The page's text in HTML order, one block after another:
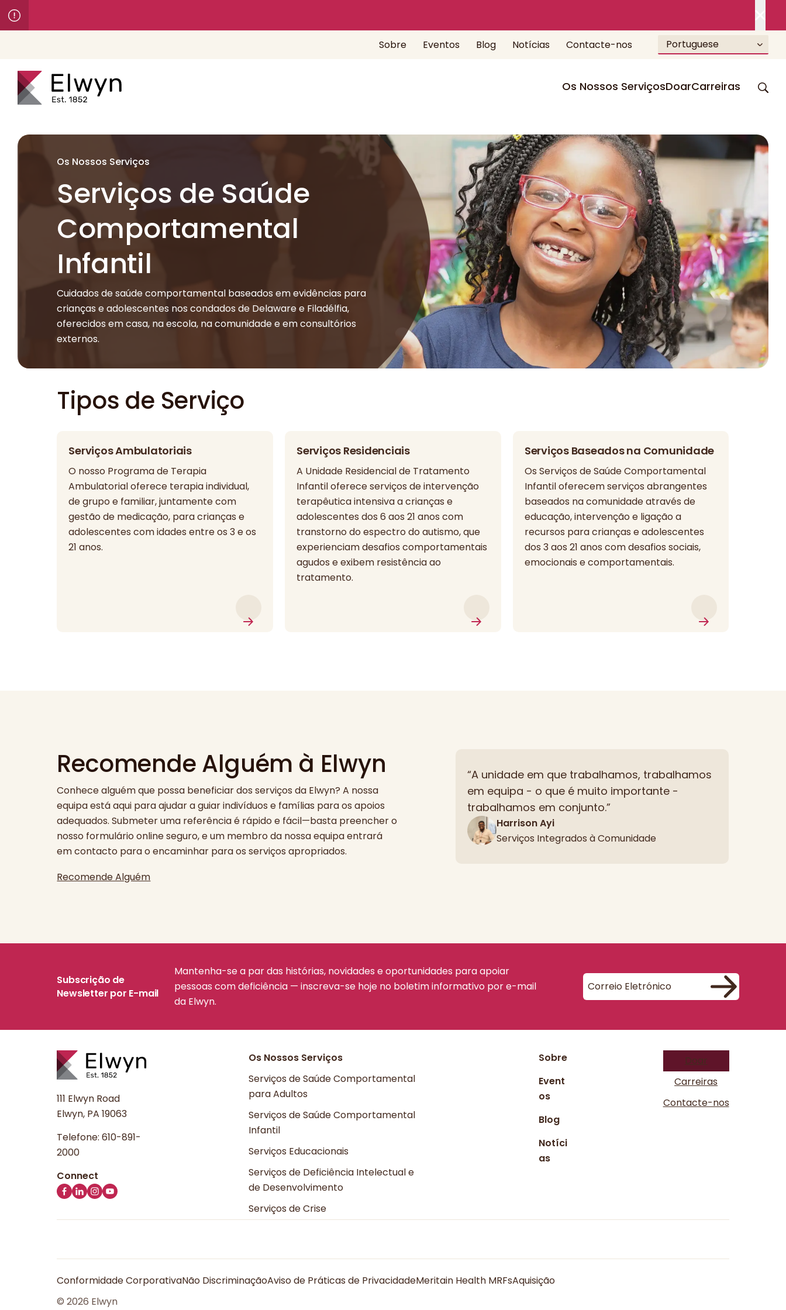
Sobre Eventos Blog Notícias Contacte-nos Portuguese
Os Nossos ServiçosDoarCarreiras
Os Nossos Serviços
Serviços de Saúde
Comportamental
Infantil
Cuidados de saúde comportamental baseados em evidências para
crianças e adolescentes nos condados de Delaware e Filadélfia,
oferecidos em casa, na escola, na comunidade e em consultórios
externos.
Tipos de Serviço
Serviços Ambulatoriais
O nosso Programa de Terapia
Ambulatorial oferece terapia individual,
de grupo e familiar, juntamente com
gestão de medicação, para crianças e
adolescentes com idades entre os 3 e os
21 anos.
Serviços Residenciais
A Unidade Residencial de Tratamento
Infantil oferece serviços de intervenção
terapêutica intensiva a crianças e
adolescentes dos 6 aos 21 anos com
transtorno do espectro do autismo, que
experienciam desafios comportamentais
agudos e exibem resistência ao
tratamento.
Serviços Baseados na Comunidade
Os Serviços de Saúde Comportamental
Infantil oferecem serviços abrangentes
baseados na comunidade através de
educação, intervenção e ligação a
recursos para crianças e adolescentes
dos 3 aos 21 anos com desafios sociais,
emocionais e comportamentais.
Recomende Alguém à Elwyn
Conhece alguém que possa beneficiar dos serviços da Elwyn? A nossa
equipa está aqui para ajudar a guiar indivíduos e famílias para os apoios
adequados. Submeter uma referência é rápido e fácil—basta preencher o
nosso formulário online seguro, e um membro da nossa equipa entrará
em contacto para o encaminhar para os serviços apropriados.
Recomende Alguém
“A unidade em que trabalhamos, trabalhamos
em equipa - o que é muito importante -
trabalhamos em conjunto.”
Harrison Ayi
Serviços Integrados à Comunidade
Subscrição de
Newsletter por E-mail
Mantenha-se a par das histórias, novidades e oportunidades para apoiar
pessoas com deficiência — inscreva-se hoje no boletim informativo por e-mail
da Elwyn.
111 Elwyn Road
Elwyn, PA 19063
Telefone:610-891-
2000
Os Nossos Serviços
Serviços de Saúde Comportamental
para Adultos
Serviços de Saúde Comportamental
Infantil
Serviços Educacionais
Serviços de Deficiência Intelectual e
de Desenvolvimento
Serviços de Crise
Sobre
Event
os
Blog
Notíci
as
Doar
Carreiras
Contacte-nos
Conformidade CorporativaNão DiscriminaçãoAviso de Práticas de PrivacidadeMeritain Health MRFsAquisição
© 2026 Elwyn